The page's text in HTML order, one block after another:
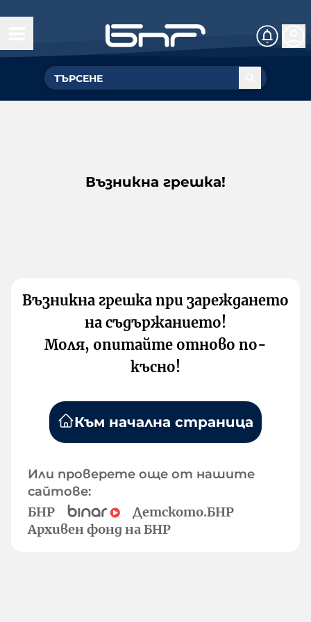
Възникна грешка!
Възникна грешка при зареждането
на съдържанието!
Моля, опитайте отново по-
късно!
Към начална страница
Или проверете още от нашите
сайтове:
БНР
Детското.БНР
Архивен фонд на БНР